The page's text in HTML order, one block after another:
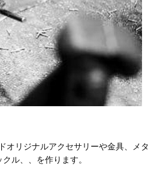
オリジナルアクセサリーや金具、メタ
ル、、を作ります。